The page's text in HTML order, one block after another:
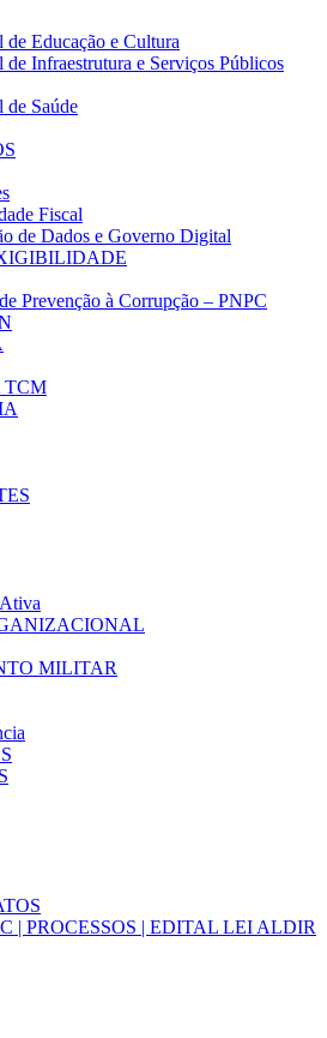
Educação e Cultura
de Infraestrutura e Serviços Públicos
de Saúde
Fiscal
de Dados e Governo Digital
Prevenção à Corrupção – PNPC
TCM
MILITAR
| PROCESSOS | EDITAL LEI ALDIR